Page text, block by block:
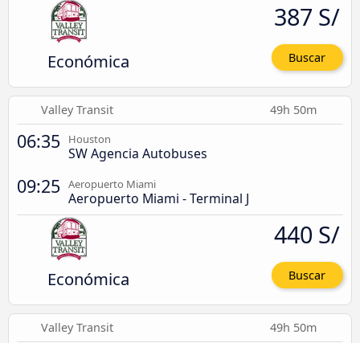
Económica
387 S/
Buscar
Valley Transit 49h 50m
06:35 Houston
SW Agencia Autobuses
09:25 Aeropuerto Miami
Aeropuerto Miami - Terminal J
Económica
440 S/
Buscar
Valley Transit 49h 50m